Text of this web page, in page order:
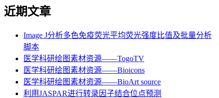
近期文章
Image J分析多色免疫荧光平均荧光强度比值及批量分析
脚本
医学科研绘图素材资源——TogoTV
医学科研绘图素材资源——Bioicons
医学科研绘图素材资源——BioArt source
利用JASPAR进行转录因子结合位点预测